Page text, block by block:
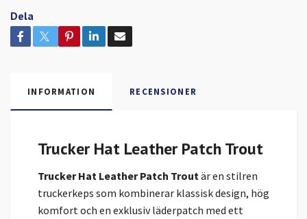
Dela
INFORMATION RECENSIONER
Trucker Hat Leather Patch Trout
Trucker Hat Leather Patch Trout är en stilren
truckerkeps som kombinerar klassisk design, hög
komfort och en exklusiv läderpatch med ett